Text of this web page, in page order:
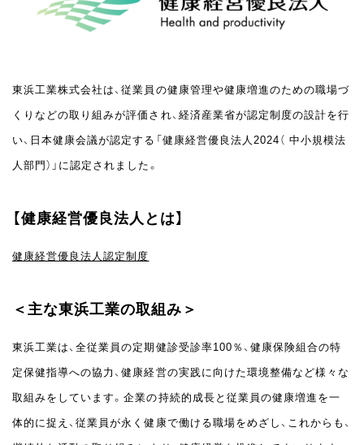
東浜工業株式会社は、従業員の健康管理や健康増進のための職場づ
くりなどの取り組みが評価され、経済産業省が認定制度の設計を行
い、日本健康会議が認定する「健康経営優良法人2024（ 中小規模法
人部門）」に認定されました。
【健康経営優良法人とは】
健康経営優良法人認定制度
＜主な東浜工業の取組み＞
東浜工業は、全従業員の定期健診受診率100％、健康保険組合の特
定保健指導への協力、健康経営の実践に向けた環境整備など様々な
取組みをしています。企業の持続的成長と従業員の健康増進を一
体的に捉え、従業員が永く健康で働ける職場をめざし、これからも、